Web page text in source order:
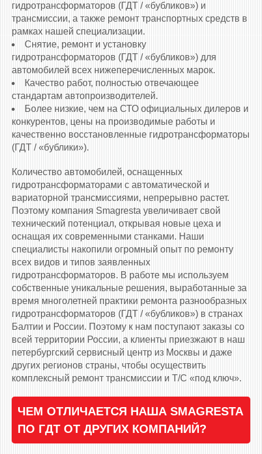
гидротрансформаторов (ГДТ / «бубликов») и
трансмиссии, а также ремонт транспортных средств в
рамках нашей специализации.
Снятие, ремонт и установку
гидротрансформаторов (ГДТ / «бубликов») для
автомобилей всех нижеперечисленных марок.
Качество работ, полностью отвечающее
стандартам автопроизводителей.
Более низкие, чем на СТО официальных дилеров и
конкурентов, цены на производимые работы и
качественно восстановленные гидротрансформаторы
(ГДТ / «бублики»).
Количество автомобилей, оснащенных
гидротрансформаторами c автоматической и
вариаторной трансмиссиями, непрерывно растет.
Поэтому компания Smagresta увеличивает свой
технический потенциал, открывая новые цеха и
оснащая их современными станками. Наши
специалисты накопили огромный опыт по ремонту
всех видов и типов заявленных
гидротрансформаторов. В работе мы используем
собственные уникальные решения, выработанные за
время многолетней практики ремонта разнообразных
гидротрансформаторов (ГДТ / «бубликов») в странах
Балтии и России. Поэтому к нам поступают заказы со
всей территории России, а клиенты приезжают в наш
петербургский сервисный центр из Москвы и даже
других регионов страны, чтобы осуществить
комплексный ремонт трансмиссии и Т/С «под ключ».
ЧЕМ ОТЛИЧАЕТСЯ НАША SMAGRESTA
ПО ГДТ ОТ ДРУГИХ КОМПАНИЙ?